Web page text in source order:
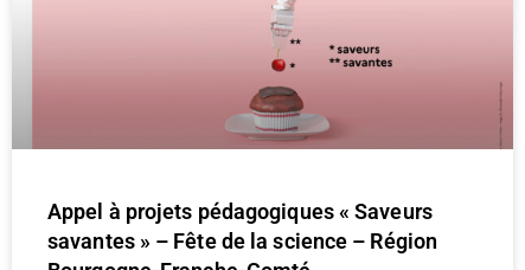
Appel à projets pédagogiques « Saveurs
savantes » – Fête de la science – Région